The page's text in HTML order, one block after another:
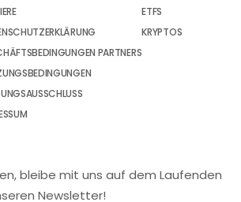
PARTNERS
ETFS
KRYPTOS
bleibe mit uns auf dem Laufenden
Newsletter!